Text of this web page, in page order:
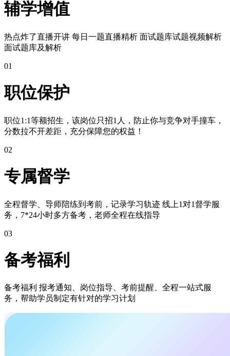
辅学增值
热点炸了直播开讲 每日一题直播精析 面试题库试题视频解析
面试题库及解析
01
职位保护
职位1:1等额招生，该岗位只招1人，防止你与竞争对手撞车，
分数拉不开差距，充分保障您的权益！
02
专属督学
全程督学、导师陪练到考前，记录学习轨迹 线上1对1督学服
务，7*24小时多方备考，老师全程在线指导
03
备考福利
备考福利 报考通知、岗位指导、考前提醒、全程一站式服
务，帮助学员制定有针对的学习计划